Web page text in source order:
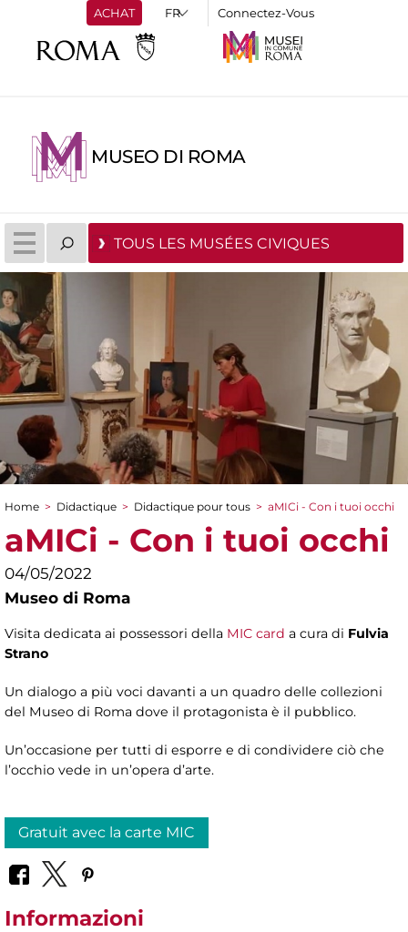
ACHAT Connectez-Vous
MUSEO DI ROMA
TOUS LES MUSÉES CIVIQUES
You are here
Home > Didactique > Didactique pour tous > aMICi - Con i tuoi occhi
aMICi - Con i tuoi occhi
04/05/2022
Museo di Roma
Visita dedicata ai possessori della MIC card a cura di Fulvia
Strano
Un dialogo a più voci davanti a un quadro delle collezioni
del Museo di Roma dove il protagonista è il pubblico.
Un’occasione per tutti di esporre e di condividere ciò che
l’occhio vede in un’opera d’arte.
Gratuit avec la carte MIC
Informazioni